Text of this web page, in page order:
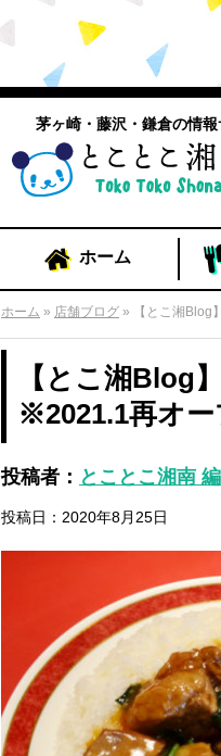
茅ヶ崎・藤沢・鎌倉の情報
ホーム
ホーム » 店舗ブログ » 【とこ湘
【とこ湘Blog
※2021.1再オー
投稿者： とことこ湘南
投稿日：2020年8月25日